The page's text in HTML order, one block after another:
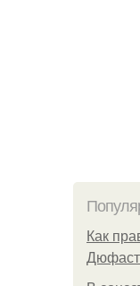
Как